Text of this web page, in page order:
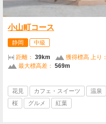
小山町コース
静岡 中級
距離： 39km 獲得標高 上り：
最大標高差： 569m
花見 カフェ・スイーツ 温泉
桜
グルメ 紅葉